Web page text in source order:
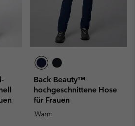
Back Beauty™
hochgeschnittene Hose
für Frauen
Warm